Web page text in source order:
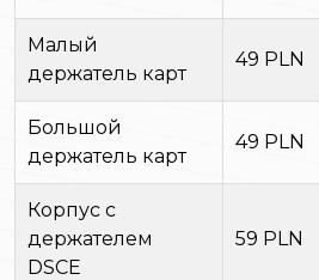
Малый
держатель карт
49 PLN
Большой
держатель карт
49 PLN
Корпус с
держателем
DSCE
59 PLN